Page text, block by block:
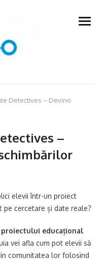
open
Detectives – Devino
–
elevii într-un proiect
pe cercetare și date reale?
educațional
vei afla cum pot elevii să
comunitatea lor folosind